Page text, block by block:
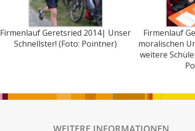
Firmenlauf Geretsried 2014| Unser
Schnellster! (Foto: Pointner)
Firmenlauf
moralischen
weitere
WEITERE INFORMATIONEN